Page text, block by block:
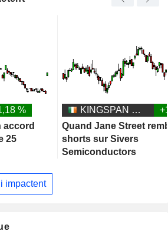
%
accord
25
KINGSPAN GROUP PLC
Quand Jane Street
shorts sur Sivers
Semiconductors
impactent